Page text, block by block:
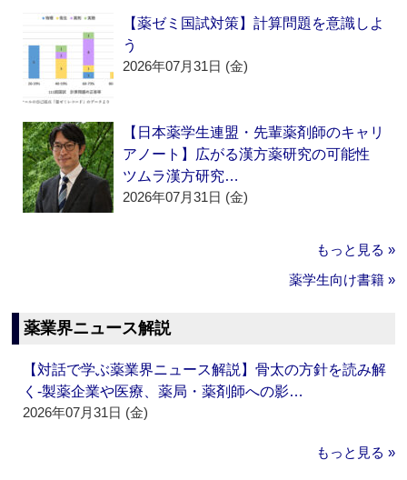
【薬ゼミ国試対策】計算問題を意識しよ
う
2026年07月31日 (金)
【日本薬学生連盟・先輩薬剤師のキャリ
アノート】広がる漢方薬研究の可能性
ツムラ漢方研究…
2026年07月31日 (金)
もっと見る »
薬学生向け書籍 »
薬業界ニュース解説
【対話で学ぶ薬業界ニュース解説】骨太の方針を読み解
く‐製薬企業や医療、薬局・薬剤師への影…
2026年07月31日 (金)
もっと見る »